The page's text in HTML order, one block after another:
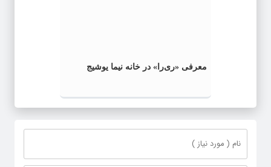
معرفی «ری‌را» در خانه نیما یوشیج